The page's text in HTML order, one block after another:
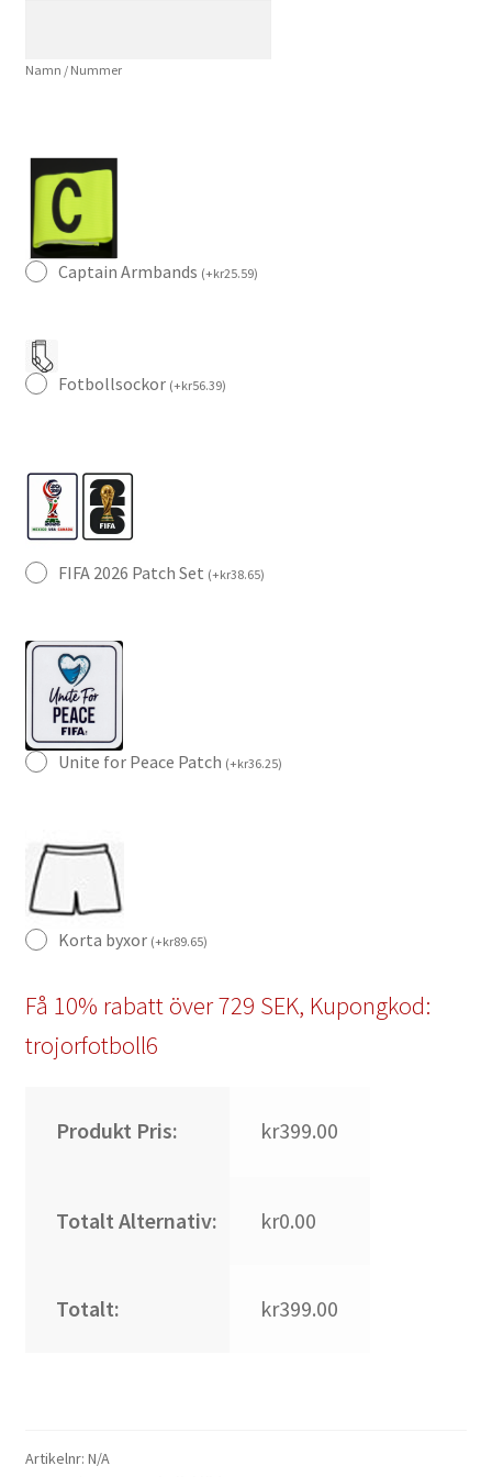
Namn / Nummer
Captain Armbands (+kr25.59)
Fotbollsockor (+kr56.39)
FIFA 2026 Patch Set (+kr38.65)
Unite for Peace Patch (+kr36.25)
Korta byxor (+kr89.65)
Få 10% rabatt över 729 SEK, Kupongkod:
trojorfotboll6
Produkt Pris: kr399.00
Totalt Alternativ: kr0.00
Totalt: kr399.00
Artikelnr: N/A